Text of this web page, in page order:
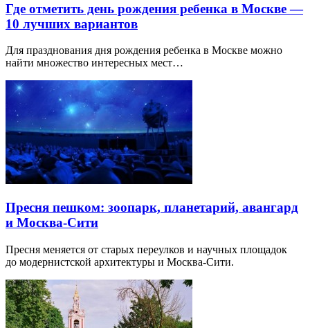
Где отметить день рождения ребенка в Москве —
10 лучших вариантов
Для празднования дня рождения ребенка в Москве можно
найти множество интересных мест…
Пресня пешком: зоопарк, планетарий, авангард
и Москва-Сити
Пресня меняется от старых переулков и научных площадок
до модернистской архитектуры и Москва-Сити.